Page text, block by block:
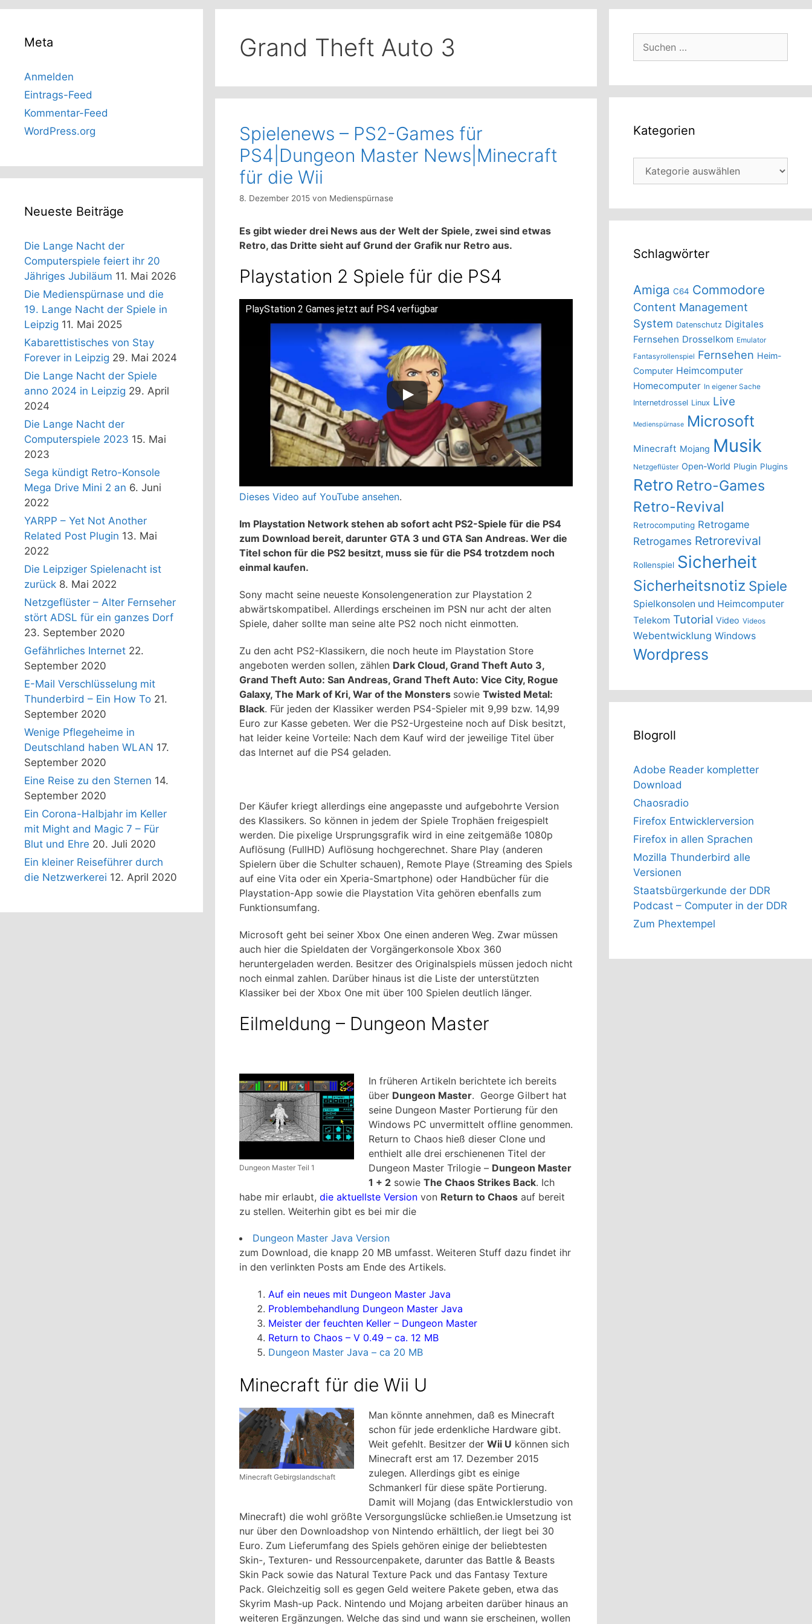
Grand Theft Auto 3
Spielenews – PS2-Games für
PS4|Dungeon Master News|Minecraft
für die Wii
8. Dezember 2015 von Medienspürnase
Es gibt wieder drei News aus der Welt der Spiele, zwei sind etwas
Retro, das Dritte sieht auf Grund der Grafik nur Retro aus.
Playstation 2 Spiele für die PS4
PlayStation 2 Games jetzt auf PS4 verfügbar
Dieses Video auf YouTube ansehen.
Im Playstation Network stehen ab sofort acht PS2-Spiele für die PS4
zum Download bereit, darunter GTA 3 und GTA San Andreas. Wer die
Titel schon für die PS2 besitzt, muss sie für die PS4 trotzdem noch
einmal kaufen.
Sony macht seine neueste Konsolengeneration zur Playstation 2
abwärtskompatibel. Allerdings erscheinen im PSN nur acht der alten
Spiele, daher sollte man seine alte PS2 noch nicht einmotten.
Zu den acht PS2-Klassikern, die noch heute im Playstation Store
angeboten werden sollen, zählen Dark Cloud, Grand Theft Auto 3,
Grand Theft Auto: San Andreas, Grand Theft Auto: Vice City, Rogue
Galaxy, The Mark of Kri, War of the Monsters sowie Twisted Metal:
Black. Für jeden der Klassiker werden PS4-Spieler mit 9,99 bzw. 14,99
Euro zur Kasse gebeten. Wer die PS2-Urgesteine noch auf Disk besitzt,
hat leider keine Vorteile: Nach dem Kauf wird der jeweilige Titel über
das Internet auf die PS4 geladen.
Der Käufer kriegt allerdings eine angepasste und aufgebohrte Version
des Klassikers. So können in jedem der Spiele Trophäen freigespielt
werden. Die pixelige Ursprungsgrafik wird in eine zeitgemäße 1080p
Auflösung (FullHD) Auflösung hochgerechnet. Share Play (anderen
Spielern über die Schulter schauen), Remote Playe (Streaming des Spiels
auf eine Vita oder ein Xperia-Smartphone) oder Handbücher für die
Playstation-App sowie die Playstation Vita gehören ebenfalls zum
Funktionsumfang.
Microsoft geht bei seiner Xbox One einen anderen Weg. Zwar müssen
auch hier die Spieldaten der Vorgängerkonsole Xbox 360
heruntergeladen werden. Besitzer des Originalspiels müssen jedoch nicht
noch einmal zahlen. Darüber hinaus ist die Liste der unterstützten
Klassiker bei der Xbox One mit über 100 Spielen deutlich länger.
Eilmeldung – Dungeon Master
Dungeon Master Teil 1
In früheren Artikeln berichtete ich bereits
über Dungeon Master. George Gilbert hat
seine Dungeon Master Portierung für den
Windows PC unvermittelt offline genommen.
Return to Chaos hieß dieser Clone und
enthielt alle drei erschienenen Titel der
Dungeon Master Trilogie – Dungeon Master
1 + 2 sowie The Chaos Strikes Back. Ich
habe mir erlaubt, die aktuellste Version von Return to Chaos auf bereit
zu stellen. Weiterhin gibt es bei mir die
Dungeon Master Java Version
zum Download, die knapp 20 MB umfasst. Weiteren Stuff dazu findet ihr
in den verlinkten Posts am Ende des Artikels.
Auf ein neues mit Dungeon Master Java
Problembehandlung Dungeon Master Java
Meister der feuchten Keller – Dungeon Master
Return to Chaos – V 0.49 – ca. 12 MB
Dungeon Master Java – ca 20 MB
Minecraft für die Wii U
Minecraft Gebirgslandschaft
Man könnte annehmen, daß es Minecraft
schon für jede erdenkliche Hardware gibt.
Weit gefehlt. Besitzer der Wii U können sich
Minecraft erst am 17. Dezember 2015
zulegen. Allerdings gibt es einige
Schmankerl für diese späte Portierung.
Damit will Mojang (das Entwicklerstudio von
Minecraft) die wohl größte Versorgungslücke schließen.ie Umsetzung ist
nur über den Downloadshop von Nintendo erhältlich, der liegt bei 30
Euro. Zum Lieferumfang des Spiels gehören einige der beliebtesten
Skin-, Texturen- und Ressourcenpakete, darunter das Battle & Beasts
Skin Pack sowie das Natural Texture Pack und das Fantasy Texture
Pack. Gleichzeitig soll es gegen Geld weitere Pakete geben, etwa das
Skyrim Mash-up Pack. Nintendo und Mojang arbeiten darüber hinaus an
weiteren Ergänzungen. Welche das sind und wann sie erscheinen, wollen
Meta
Anmelden
Eintrags-Feed
Kommentar-Feed
WordPress.org
Neueste Beiträge
Die Lange Nacht der
Computerspiele feiert ihr 20
Jähriges Jubiläum 11. Mai 2026
Die Medienspürnase und die
19. Lange Nacht der Spiele in
Leipzig 11. Mai 2025
Kabarettistisches von Stay
Forever in Leipzig 29. Mai 2024
Die Lange Nacht der Spiele
anno 2024 in Leipzig 29. April
2024
Die Lange Nacht der
Computerspiele 2023 15. Mai
2023
Sega kündigt Retro-Konsole
Mega Drive Mini 2 an 6. Juni
2022
YARPP – Yet Not Another
Related Post Plugin 13. Mai
2022
Die Leipziger Spielenacht ist
zurück 8. Mai 2022
Netzgeflüster – Alter Fernseher
stört ADSL für ein ganzes Dorf
23. September 2020
Gefährliches Internet 22.
September 2020
E-Mail Verschlüsselung mit
Thunderbird – Ein How To 21.
September 2020
Wenige Pflegeheime in
Deutschland haben WLAN 17.
September 2020
Eine Reise zu den Sternen 14.
September 2020
Ein Corona-Halbjahr im Keller
mit Might and Magic 7 – Für
Blut und Ehre 20. Juli 2020
Ein kleiner Reiseführer durch
die Netzwerkerei 12. April 2020
Kategorien
Kategorien
Schlagwörter
Amiga C64 Commodore
Content Management
System Datenschutz Digitales
Fernsehen Drosselkom Emulator
Fantasyrollenspiel Fernsehen Heim-
Computer Heimcomputer
Homecomputer In eigener Sache
Internetdrossel Linux Live
Medienspürnase Microsoft
Minecraft Mojang Musik
Netzgeflüster Open-World Plugin Plugins
Retro Retro-Games
Retro-Revival
Retrocomputing Retrogame
Retrogames Retrorevival
Rollenspiel Sicherheit
Sicherheitsnotiz Spiele
Spielkonsolen und Heimcomputer
Telekom Tutorial Video Videos
Webentwicklung Windows
Wordpress
Blogroll
Adobe Reader kompletter
Download
Chaosradio
Firefox Entwicklerversion
Firefox in allen Sprachen
Mozilla Thunderbird alle
Versionen
Staatsbürgerkunde der DDR
Podcast – Computer in der DDR
Zum Phextempel